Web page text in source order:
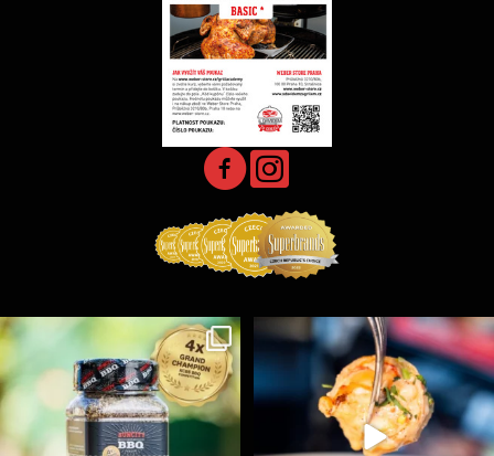
Koření Suncity – autentická BBQ chuť u vás doma!...
1 0
Spoustu podobných triků, které vám usnadní nejenom...
9 0